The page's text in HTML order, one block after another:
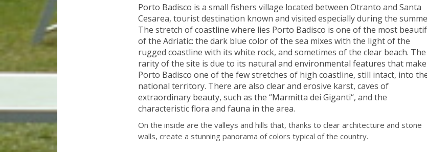
Porto Badisco is a small fishers village located between Otranto and Santa
Cesarea, tourist destination known and visited especially during the
The stretch of coastline where lies Porto Badisco is one of the most
of the Adriatic: the dark blue colorof the sea mixes with the lightof the
rugged coastline with its white rock, and sometimes of the clear beach. The
rarityof the site is due to its natural and environmental features that make
Porto Badisco one of the fewstretches of high coastline, still intact, into
national territory. There are also clearand erosive karst, caves of
extraordinary beauty, such as the “Marmitta dei Giganti“, and the
characteristicflora and fauna in the area.
On the inside are the valleys and hills that, thanks to clear architecture and stone
walls, create a stunning panorama of colors typical of the country.